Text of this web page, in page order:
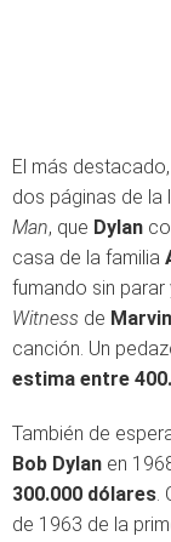
El más
dos páginas de
Man, que Dylan
casa de la familia
fumando sin
Witness de
canción. Un
estima entre
También de
Bob Dylan en
300.000 dólares.
de 1963 de la